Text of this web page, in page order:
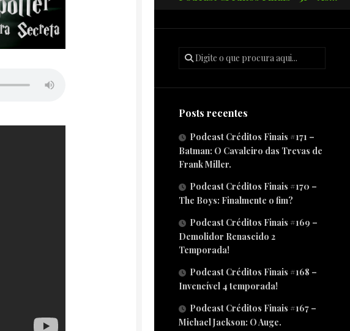
Posts recentes
Podcast Créditos Finais #171 –
Batman: O Cavaleiro das Trevas de
Frank Miller.
Podcast Créditos Finais #170 –
The Boys: Finalmente o fim?
Podcast Créditos Finais #169 –
Demolidor Renascido 2
Temporada!
Podcast Créditos Finais #168 –
Invencível 4 temporada!
Podcast Créditos Finais #167 –
Michael Jackson: O Auge.